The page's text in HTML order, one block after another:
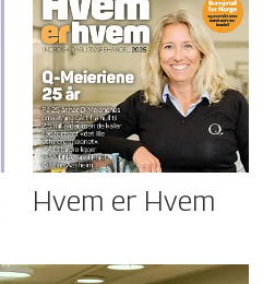
Hvem er Hvem